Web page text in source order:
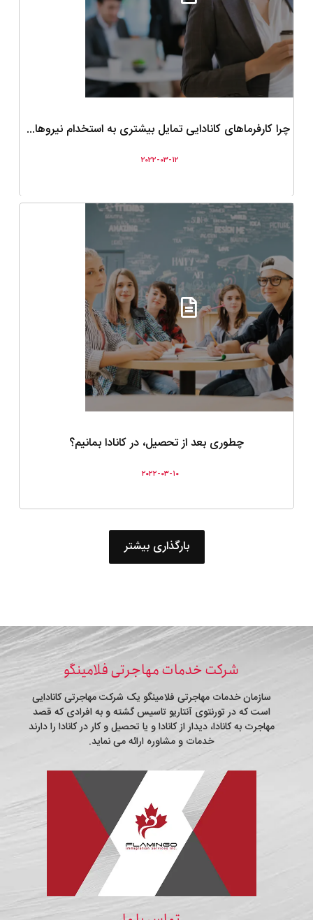
چرا کارفرماهای کانادایی تمایل بیشتری به استخدام نیروهای خارجی پیدا کرده اند؟
۲۰۲۲-۰۳-۱۲
چطوری بعد از تحصیل، در کانادا بمانیم؟
۲۰۲۲-۰۳-۱۰
بارگذاری بیشتر
شرکت خدمات مهاجرتی فلامینگو
سازمان خدمات مهاجرتی فلامینگو یک شرکت مهاجرتی کانادایی
است که در تورنتوی آنتاریو تاسیس گشته و به افرادی که قصد
مهاجرت به کانادا، دیدار از کانادا و یا تحصیل و کار در کانادا را دارند
خدمات و مشاوره ارائه می نماید.